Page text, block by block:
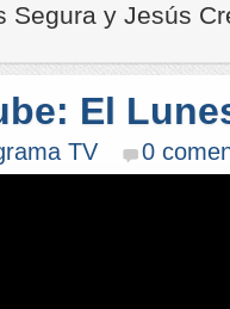
Segura y Jesús
El
TV 0